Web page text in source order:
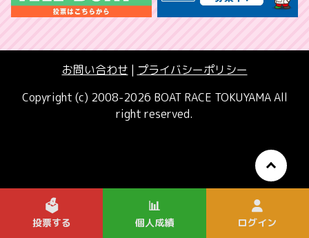
お問い合わせ | プライバシーポリシー
Copyright (c) 2008-2026 BOAT RACE TOKUYAMA All
right reserved.
🗳️
投票する
📊
個人成績 ログイン